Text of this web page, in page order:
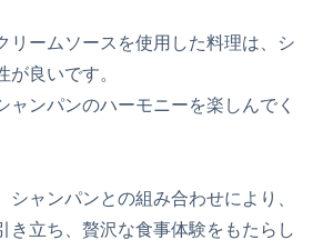
リームソースを使用した料理は、シ
が良いです。
ャンパンのハーモニーを楽しんでく
シャンパンとの組み合わせにより、
き立ち、贅沢な食事体験をもたらし